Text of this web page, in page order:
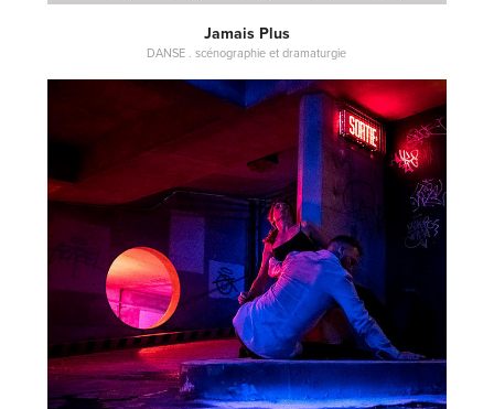
Jamais Plus
DANSE . scénographie et dramaturgie